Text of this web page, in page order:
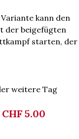
kann den
der beigefügten
starten, der
weitere Tag
CHF 5.00